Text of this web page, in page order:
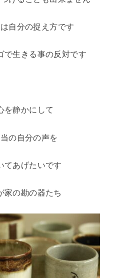
自分の捉え方です
で生きる事の反対です
を静かにして
の自分の声を
てあげたいです
家の勘の器たち